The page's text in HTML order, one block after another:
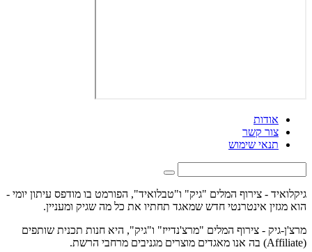
אודות
צור קשר
תנאי שימוש
גיקלואיד - צירוף המלים "גיק" ו"טבלואיד", הפורמט בו מודפס עיתון יומי -
הוא מגזין אינטרנטי חדש שמאגד תחתיו את כל מה שגיק ומעניין.
מרצ'ן-גיק - צירוף המלים "מרצ'נדייז" ו"גיק", היא חנות תכנית שותפים
(Affiliate) בה אנו מאגדים מוצרים מגניבים מרחבי הרשת.